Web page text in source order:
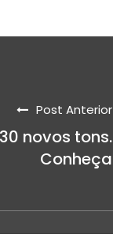
Post Anterior
novos tons.
Conheça